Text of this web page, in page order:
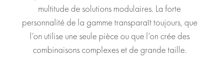
multitude de solutions modulaires. La forte
personnalité de la gamme transparaît toujours, que
l’on utilise une seule pièce ou que l’on crée des
combinaisons complexes et de grande taille.